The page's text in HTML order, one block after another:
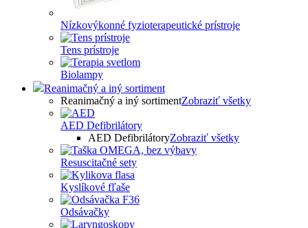
Nízkovýkonné fyzioterapeutické prístroje
Tens prístroje
Biolampy
Reanimačný a iný sortiment
Reanimačný a iný sortimentZobraziť všetky
AED Defibrilátory
AED DefibrilátoryZobraziť všetky
Resuscitačné sety
Kyslíkové fľaše
Odsávačky